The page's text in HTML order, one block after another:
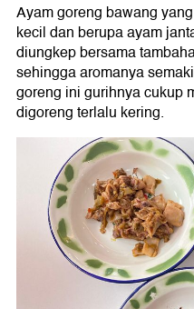
Ayam goreng bawang
kecil dan berupa ayam
diungkep bersama
sehingga aromanya
goreng ini gurihnya cukup
digoreng terlalu kering.